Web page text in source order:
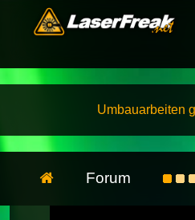
Umbauarbeiten
Forum